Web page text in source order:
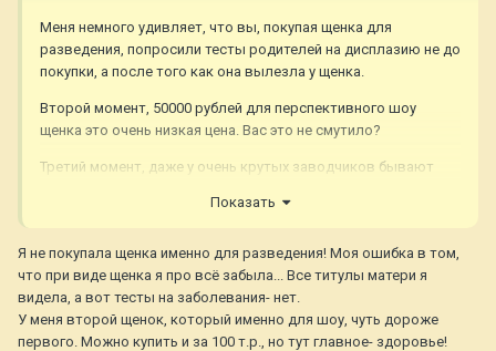
Меня немного удивляет, что вы, покупая щенка для
разведения, попросили тесты родителей на дисплазию не до
покупки, а после того как она вылезла у щенка.
Второй момент, 50000 рублей для перспективного шоу
щенка это очень низкая цена. Вас это не смутило?
Третий момент, даже у очень крутых заводчиков бывают
при продаже дисплазии просто не видно, т.к. щенок
себя заводчик, да. Вам не повезло, заводчик оказался
разведенцем.
Кроме вашего щенка, в помете есть еще больные щенки, не
знаете?
Показать
Я не покупала щенка именно для разведения! Моя ошибка в том,
что при виде щенка я про всё забыла... Все титулы матери я
видела, а вот тесты на заболевания- нет.
У меня второй щенок, который именно для шоу, чуть дороже
первого. Можно купить и за 100 т.р., но тут главное- здоровье!